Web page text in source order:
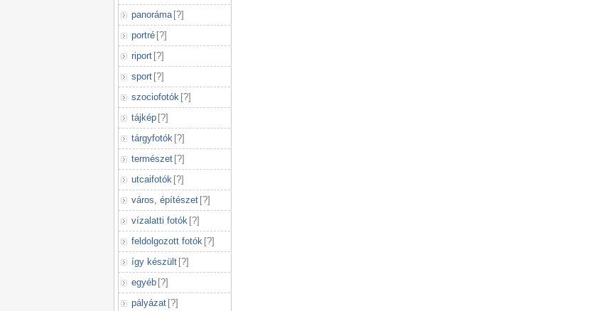
panoráma [?]
portré [?]
riport [?]
sport [?]
szociofotók [?]
tájkép [?]
tárgyfotók [?]
természet [?]
utcaifotók [?]
város, építészet [?]
vízalatti fotók [?]
feldolgozott fotók [?]
így készült [?]
egyéb [?]
pályázat [?]